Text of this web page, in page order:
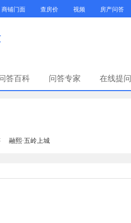
商铺门面 查房价 视频 房产问答
答百科 问答专家 在线提问
融熙·五岭上城